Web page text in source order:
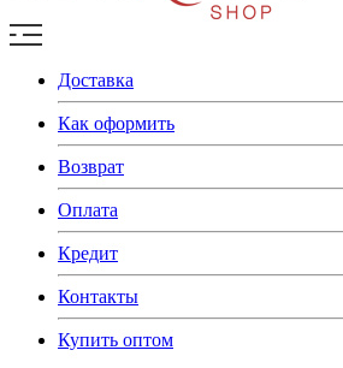
Доставка
Как оформить
Возврат
Оплата
Кредит
Контакты
Купить оптом